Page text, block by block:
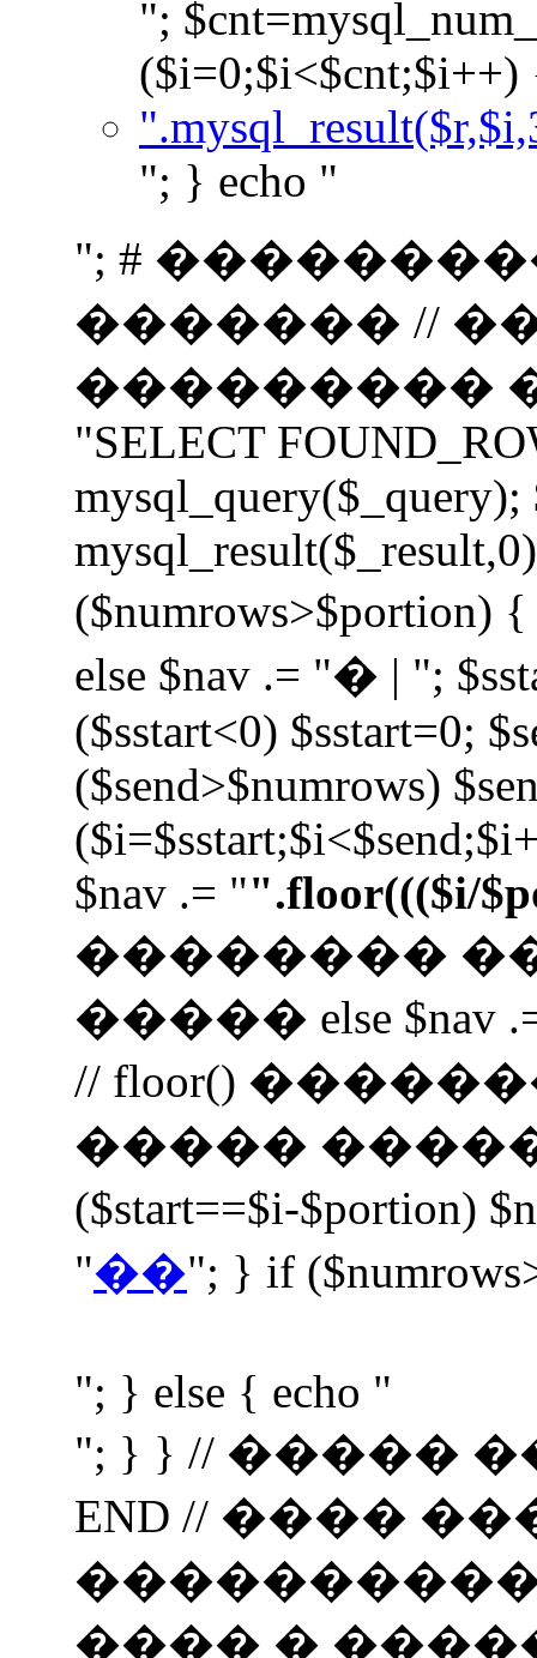
";
($i=0;$i<$cnt;$i++)
"; } echo "
"; #
������� //
���������
"SELECT
mysql_query($_query);
($numrows>$portion)
else $nav .= "� | ";
($sstart<0) $sstart=0;
($send>$numrows)
$nav .= "".floor((($i/
��������
����� else $nav
// floor()
����� �����
($start==$i-$portion)
"��"; } if
"; } else { echo "
"; } } // �����
END // ����
���������� if
���� �